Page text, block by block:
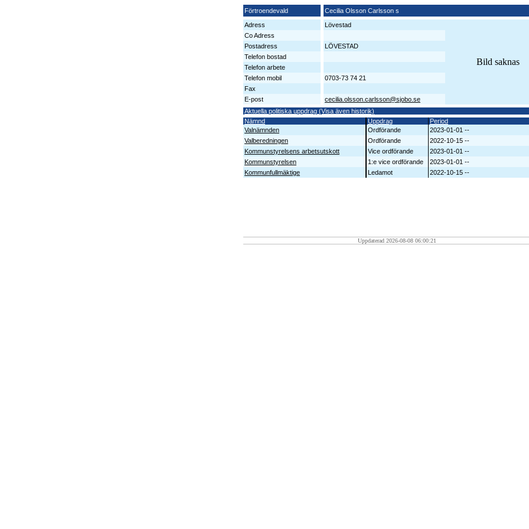
Förtroendevald
Cecilia Olsson Carlsson s
Adress
Lövestad
Bild saknas
Co Adress
Postadress
LÖVESTAD
Telefon bostad
Telefon arbete
Telefon mobil
0703-73 74 21
Fax
E-post
cecilia.olsson.carlsson@sjobo.se
Aktuella politiska uppdrag (Visa även historik)
Nämnd
Uppdrag
Period
Valnämnden
Ordförande
2023-01-01 --
Valberedningen
Ordförande
2022-10-15 --
Kommunstyrelsens arbetsutskott
Vice ordförande
2023-01-01 --
Kommunstyrelsen
1:e vice ordförande
2023-01-01 --
Kommunfullmäktige
Ledamot 2022-10-15 --
Uppdaterad 2026-08-08 06:00:21